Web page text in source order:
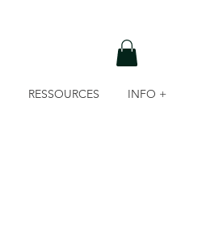
RESSOURCES INFO +